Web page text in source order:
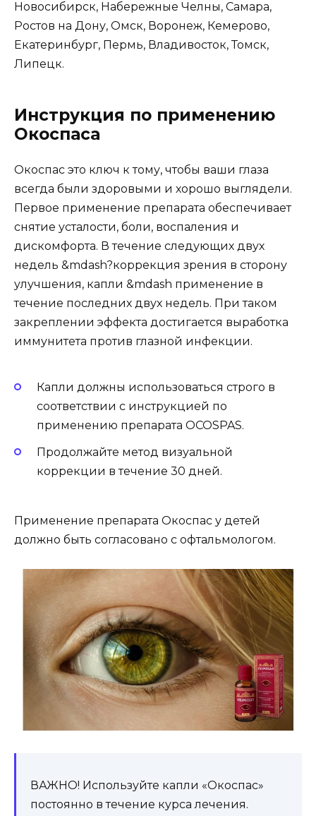
Новосибирск, Набережные Челны, Самара,
Ростов на Дону, Омск, Воронеж, Кемерово,
Екатеринбург, Пермь, Владивосток, Томск,
Липецк.
Инструкция по применению
Окоспаса
Окоспас это ключ к тому, чтобы ваши глаза
всегда были здоровыми и хорошо выглядели.
Первое применение препарата обеспечивает
снятие усталости, боли, воспаления и
дискомфорта. В течение следующих двух
недель &mdash?коррекция зрения в сторону
улучшения, капли &mdash применение в
течение последних двух недель. При таком
закреплении эффекта достигается выработка
иммунитета против глазной инфекции.
Капли должны использоваться строго в
соответствии с инструкцией по
применению препарата OCOSPAS.
Продолжайте метод визуальной
коррекции в течение 30 дней.
Применение препарата Окоспас у детей
должно быть согласовано с офтальмологом.
ВАЖНО! Используйте капли «Окоспас»
постоянно в течение курса лечения.